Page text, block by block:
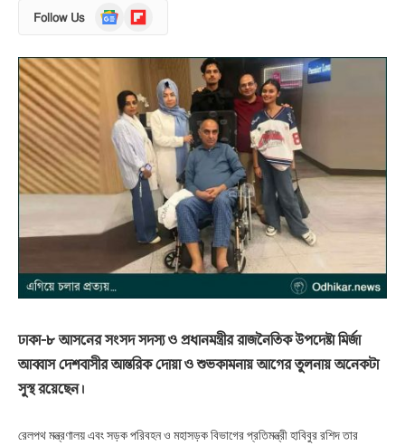
Follow Us
Google
News
Flipboard
ঢাকা-৮ আসনের সংসদ সদস্য ও প্রধানমন্ত্রীর রাজনৈতিক উপদেষ্টা মির্জা
আব্বাস দেশবাসীর আন্তরিক দোয়া ও শুভকামনায় আগের তুলনায় অনেকটা
সুস্থ রয়েছেন।
রেলপথ মন্ত্রণালয় এবং সড়ক পরিবহন ও মহাসড়ক বিভাগের প্রতিমন্ত্রী হাবিবুর রশিদ তার